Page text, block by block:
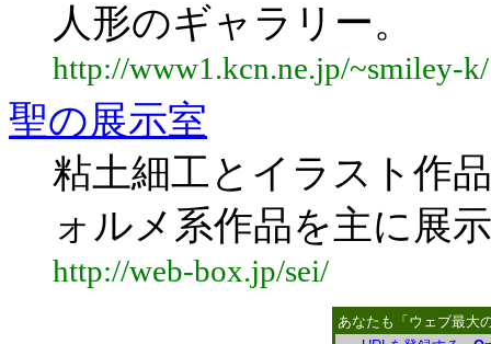
人形のギャラリー。
http://www1.kcn.ne.jp/~smiley-k/
聖の展示室
粘土細工とイラスト作
ォルメ系作品を主に展
http://web-box.jp/sei/
あなたも「ウェブ最大